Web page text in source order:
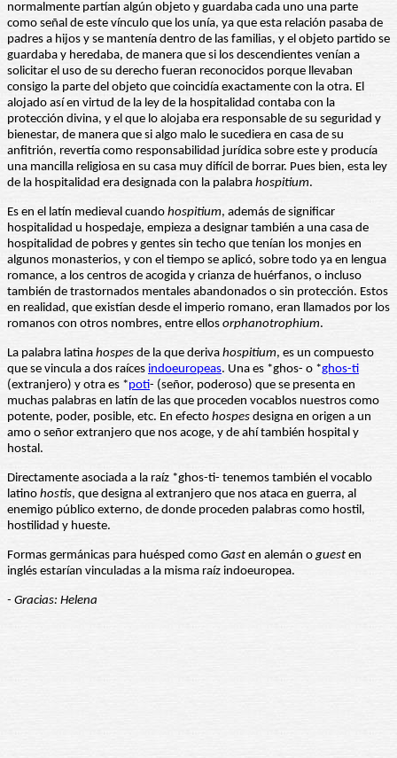
normalmente partían algún objeto y guardaba cada uno una parte
como señal de este vínculo que los unía, ya que esta relación pasaba de
padres a hijos y se mantenía dentro de las familias, y el objeto partido se
guardaba y heredaba, de manera que si los descendientes venían a
solicitar el uso de su derecho fueran reconocidos porque llevaban
consigo la parte del objeto que coincidía exactamente con la otra. El
alojado así en virtud de la ley de la hospitalidad contaba con la
protección divina, y el que lo alojaba era responsable de su seguridad y
bienestar, de manera que si algo malo le sucediera en casa de su
anfitrión, revertía como responsabilidad jurídica sobre este y producía
una mancilla religiosa en su casa muy difícil de borrar. Pues bien, esta ley
de la hospitalidad era designada con la palabra hospitium.
Es en el latín medieval cuando hospitium, además de significar
hospitalidad u hospedaje, empieza a designar también a una casa de
hospitalidad de pobres y gentes sin techo que tenían los monjes en
algunos monasterios, y con el tiempo se aplicó, sobre todo ya en lengua
romance, a los centros de acogida y crianza de huérfanos, o incluso
también de trastornados mentales abandonados o sin protección. Estos
en realidad, que existían desde el imperio romano, eran llamados por los
romanos con otros nombres, entre ellos orphanotrophium.
La palabra latina hospes de la que deriva hospitium, es un compuesto
que se vincula a dos raíces indoeuropeas. Una es *ghos- o *ghos-ti
(extranjero) y otra es *poti- (señor, poderoso) que se presenta en
muchas palabras en latín de las que proceden vocablos nuestros como
potente, poder, posible, etc. En efecto hospes designa en origen a un
amo o señor extranjero que nos acoge, y de ahí también hospital y
hostal.
Directamente asociada a la raíz *ghos-ti- tenemos también el vocablo
latino hostis, que designa al extranjero que nos ataca en guerra, al
enemigo público externo, de donde proceden palabras como hostil,
hostilidad y hueste.
Formas germánicas para huésped como Gast en alemán oguest en
inglés estarían vinculadas a la misma raíz indoeuropea.
- Gracias: Helena